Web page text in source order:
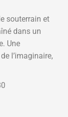
souterrain et
dans un
Une
l’imaginaire,